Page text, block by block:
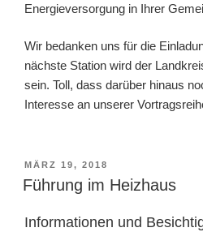
Energieversorgung in Ihrer
Wir bedanken uns für die
nächste Station wird der
sein. Toll, dass darüber hinaus
Interesse an unserer
VERÖFFENTLICHT
AM
MÄRZ 19, 2018
Führung im Heizhaus
Informationen und